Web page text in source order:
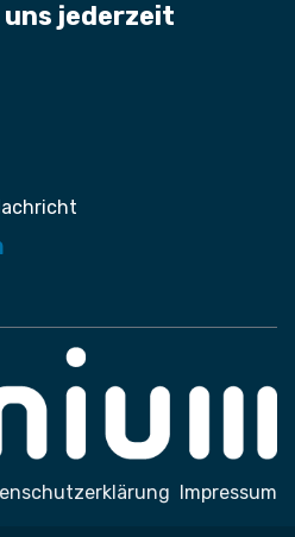
jederzeit
Impressum